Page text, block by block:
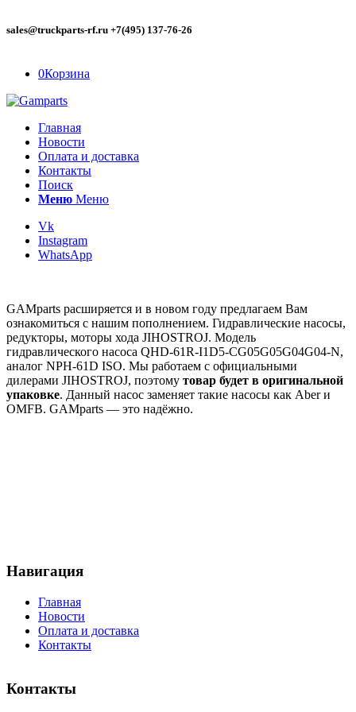
sales@truckparts-rf.ru +7(495) 137-76-26
0Корзина
Главная
Новости
Оплата и доставка
Контакты
Поиск
Меню Меню
Vk
Instagram
WhatsApp
GAMparts расширяется и в новом году предлагаем Вам
ознакомиться с нашим пополнением. Гидравлические насосы,
редукторы, моторы хода JIHOSTROJ. Модель
гидравлического насоса QHD-61R-I1D5-CG05G05G04G04-N,
аналог NPH-61D ISO. Мы работаем с официальными
дилерами JIHOSTROJ, поэтому товар будет в оригинальной
упаковке. Данный насос заменяет такие насосы как Aber и
OMFB. GAMparts — это надёжно.
Навигация
Главная
Новости
Оплата и доставка
Контакты
Контакты